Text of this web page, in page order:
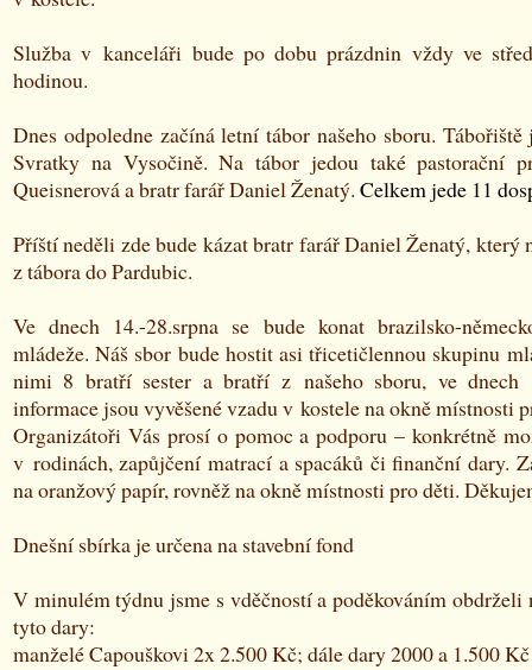
Služba v kanceláři bude po dobu prázdnin vždy ve
hodinou.
Dnes odpoledne začíná letní tábor našeho sboru. Tábořiště
Svratky na Vysočině. Na tábor jedou také pastorační
Queisnerová a bratr farář Daniel Ženatý. Celkem jede 11
Příští neděli zde bude kázat bratr farář Daniel Ženatý, který
z tábora do Pardubic.
Ve dnech 14.-28.srpna se bude konat brazilsko-
mládeže. Náš sbor bude hostit asi třicetičlennou skupinu
nimi 8 bratří sester a bratří z našeho sboru, ve dnech
informace jsou vyvěšené vzadu v kostele na okně místnosti
Organizátoři Vás prosí o pomoc a podporu – konkrétně
v rodinách, zapůjčení matrací a spacáků či finanční dary.
na oranžový papír, rovněž na okně místnosti pro děti.
Dnešní sbírka je určena na stavební fond
V minulém týdnu jsme s vděčností a poděkováním obdrželi
tyto dary:
manželé Capouškovi 2x 2.500 Kč; dále dary 2000 a 1.500 Kč